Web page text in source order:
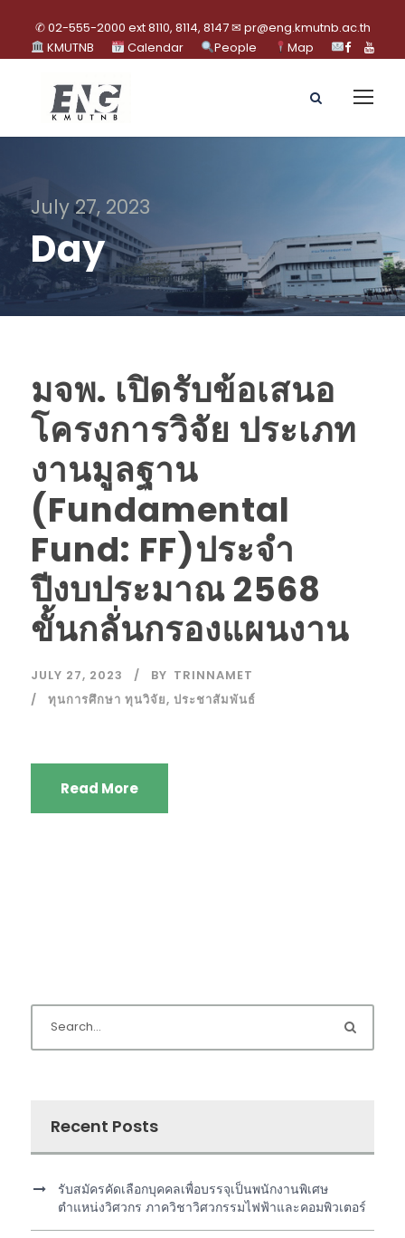
✆ 02-555-2000 ext 8110, 8114, 8147 ✉ pr@eng.kmutnb.ac.th
KMUTNB
Calendar People Map
July 27, 2023
Day
มจพ. เปิดรับข้อเสนอ
โครงการวิจัย ประเภท
งานมูลฐาน
(Fundamental
Fund: FF)ประจำ
ปีงบประมาณ 2568
ขั้นกลั่นกรองแผนงาน
JULY 27, 2023 BY TRINNAMET
ทุนการศึกษา ทุนวิจัย, ประชาสัมพันธ์
Read More
Recent Posts
รับสมัครคัดเลือกบุคคลเพื่อบรรจุเป็นพนักงานพิเศษ
ตำแหน่งวิศวกร ภาควิชาวิศวกรรมไฟฟ้าและคอมพิวเตอร์